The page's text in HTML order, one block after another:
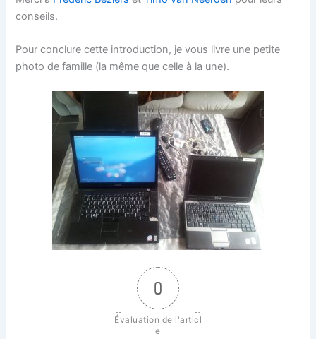
conseils.
Pour conclure cette introduction, je vous livre une petite
photo de famille (la même que celle à la une).
0
Évaluation de l'articl
e